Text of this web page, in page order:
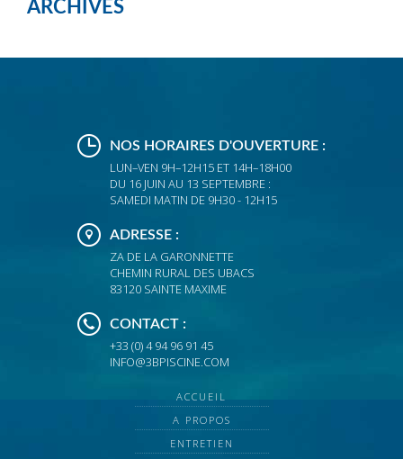
ARCHIVES
NOS HORAIRES D'OUVERTURE :
LUN–VEN 9H–12H15 ET 14H–18H00
DU 16 JUIN AU 13 SEPTEMBRE :
SAMEDI MATIN DE 9H30 - 12H15
ADRESSE :
ZA DE LA GARONNETTE
CHEMIN RURAL DES UBACS
83120 SAINTE MAXIME
CONTACT :
+33 (0) 4 94 96 91 45
INFO@3BPISCINE.COM
ACCUEIL
A PROPOS
ENTRETIEN